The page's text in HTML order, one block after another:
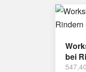
bei
547,40